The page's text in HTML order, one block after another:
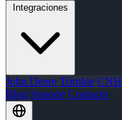
Integraciones
John Deere Trimble CNH
Blog Soporte Contacto